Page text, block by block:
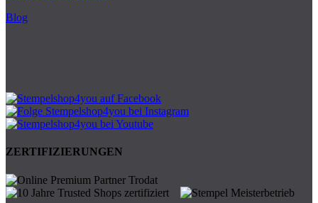
Blog
ZERTIFIZIERUNGEN